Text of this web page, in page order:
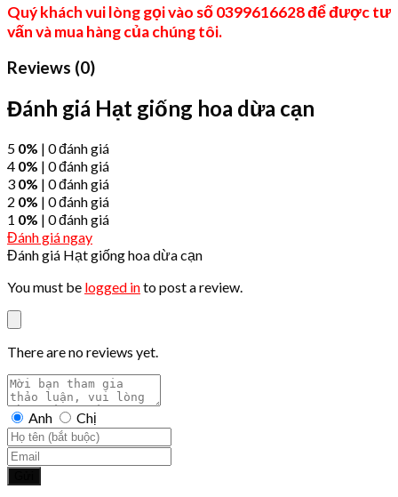
Quý khách vui lòng gọi vào số 0399616628 để được tư
vấn và mua hàng của chúng tôi.
Reviews (0)
Đánh giá Hạt giống hoa dừa cạn
5 0% | 0 đánh giá
4 0% | 0 đánh giá
3 0% | 0 đánh giá
2 0% | 0 đánh giá
1 0% | 0 đánh giá
Đánh giá ngay
Đánh giá Hạt giống hoa dừa cạn
You must be logged into post a review.
There are no reviews yet.
Anh Chị